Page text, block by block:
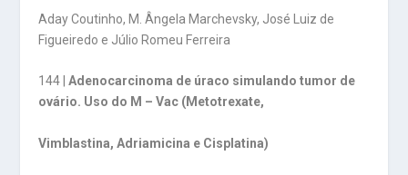
Aday Coutinho, M. Ângela Marchevsky, José Luiz de
Figueiredo e Júlio Romeu Ferreira
144 |Adenocarcinoma de úraco simulando tumor de
ovário. Uso do M – Vac (Metotrexate,
Vimblastina, Adriamicina e Cisplatina)